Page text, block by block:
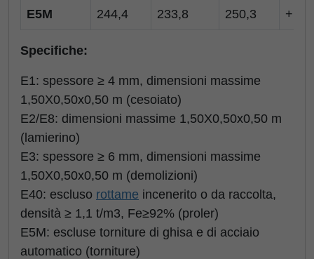
E5M 244,4 233,8 250,3
Specifiche:
E1: spessore ≥ 4 mm, dimensioni massime
1,50X0,50x0,50 m (cesoiato)
E2/E8: dimensioni massime 1,50X0,50x0,50 m
(lamierino)
E3: spessore ≥ 6 mm, dimensioni massime
1,50X0,50x0,50 m (demolizioni)
E40: escluso rottame incenerito o da raccolta,
densità ≥ 1,1 t/m3, Fe≥92% (proler)
E5M: escluse torniture di ghisa e di acciaio
automatico (torniture)